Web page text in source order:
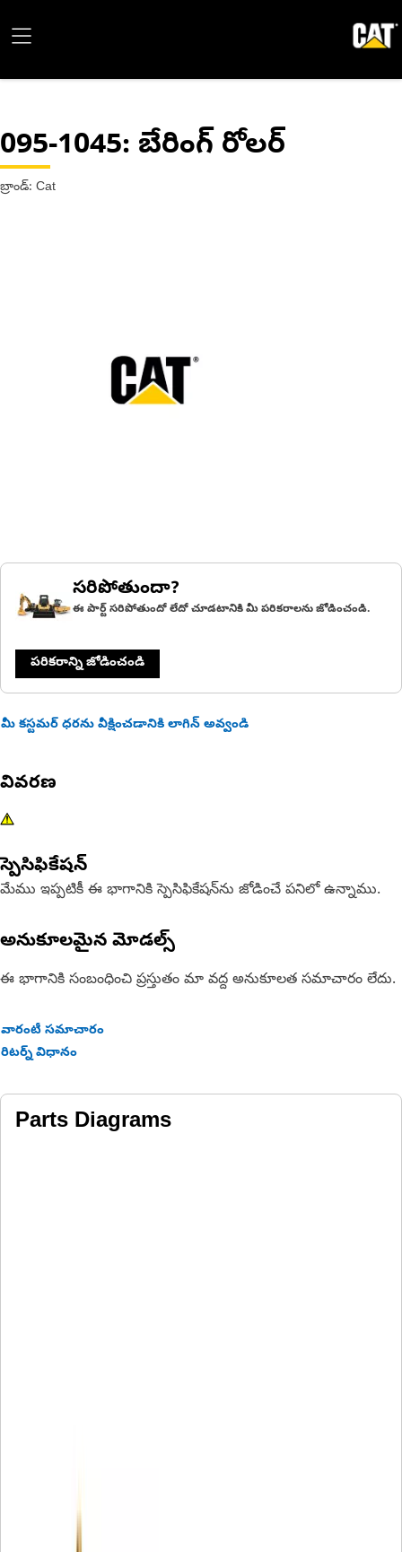
095-1045: బేరింగ్ రోలర్
బ్రాండ్: Cat
సరిపోతుందా?
ఈ పార్ట్ సరిపోతుందో లేదో చూడటానికి మీ పరికరాలను జోడించండి.
పరికరాన్ని జోడించండి
మీ కస్టమర్ ధరను వీక్షించడానికి లాగిన్ అవ్వండి
వివరణ
స్పెసిఫికేషన్
మేము ఇప్పటికీ ఈ భాగానికి స్పెసిఫికేషన్‌ను జోడించే పనిలో ఉన్నాము.
అనుకూలమైన మోడల్స్
ఈ భాగానికి సంబంధించి ప్రస్తుతం మా వద్ద అనుకూలత సమాచారం లేదు.
వారంటీ సమాచారం
రిటర్న్ విధానం
Parts Diagrams